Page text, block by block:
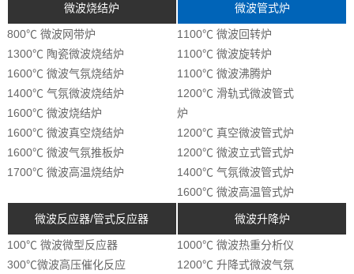
微波烧结炉
800℃ 微波网带炉
1300℃ 陶瓷微波烧结炉
1600℃ 微波气氛烧结炉
1400℃ 气氛微波烧结炉
1600℃ 微波烧结炉
1600℃ 微波真空烧结炉
1600℃ 微波气氛推板炉
1700℃ 微波高温烧结炉
微波管式炉
1100℃ 微波回转炉
1100℃ 微波旋转炉
1100℃ 微波沸腾炉
1200℃ 滑轨式微波管式
炉
1200℃ 真空微波管式炉
1200℃ 微波立式管式炉
1400℃ 气氛微波管式炉
1600℃ 微波高温管式炉
微波反应器/管式反应器
100℃ 微波微型反应器
300℃微波高压催化反应
微波升降炉
1000℃ 微波热重分析仪
1200℃ 升降式微波气氛